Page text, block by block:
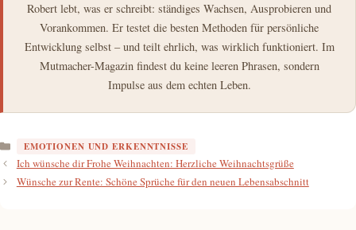
Robert lebt, was er schreibt: ständiges Wachsen, Ausprobieren und
Vorankommen. Er testet die besten Methoden für persönliche
Entwicklung selbst – und teilt ehrlich, was wirklich funktioniert. Im
Mutmacher-Magazin findest du keine leeren Phrasen, sondern
Impulse aus dem echten Leben.
Kategorien
EMOTIONEN UND ERKENNTNISSE
Ich wünsche dir Frohe Weihnachten: Herzliche Weihnachtsgrüße
Wünsche zur Rente: Schöne Sprüche für den neuen Lebensabschnitt